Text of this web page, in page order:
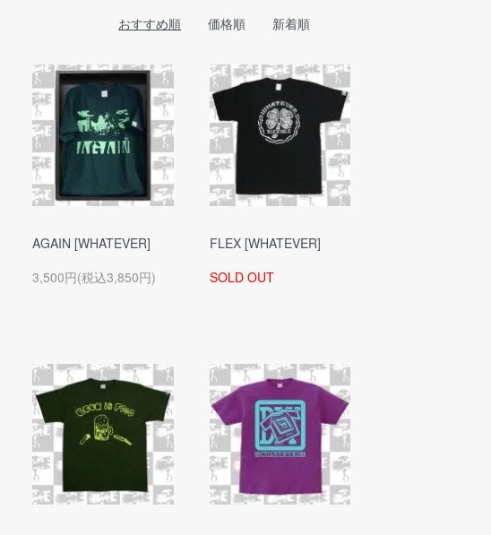
おすすめ順 価格順 新着順
AGAIN [WHATEVER]
3,500円(税込3,850円)
FLEX [WHATEVER]
SOLD OUT